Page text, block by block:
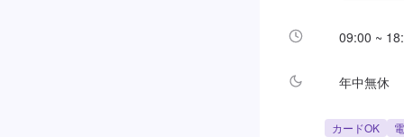
09:00 ~
年中無休
カードOK